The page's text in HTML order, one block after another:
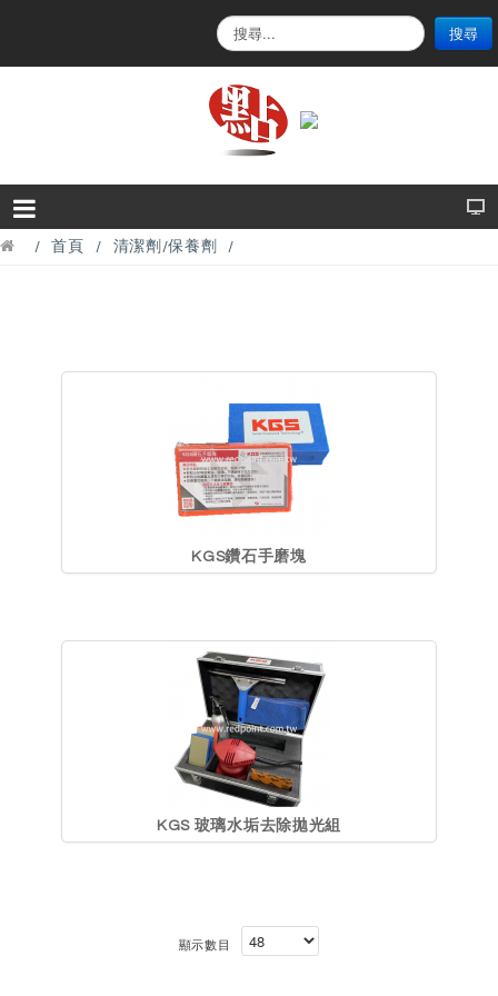
搜
尋
.
.
.
搜尋
首頁 清潔劑/保養劑
KGS鑽石手磨塊
KGS 玻璃水垢去除拋光組
顯示數目